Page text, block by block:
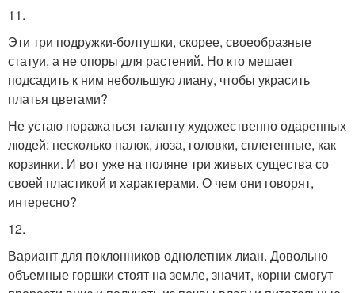
11.
Эти три подружки-болтушки, скорее, своеобразные
статуи, а не опоры для растений. Но кто мешает
подсадить к ним небольшую лиану, чтобы украсить
платья цветами?
Не устаю поражаться таланту художественно одаренных
людей: несколько палок, лоза, головки, сплетенные, как
корзинки. И вот уже на поляне три живых существа со
своей пластикой и характерами. О чем они говорят,
интересно?
12.
Вариант для поклонников однолетних лиан. Довольно
объемные горшки стоят на земле, значит, корни смогут